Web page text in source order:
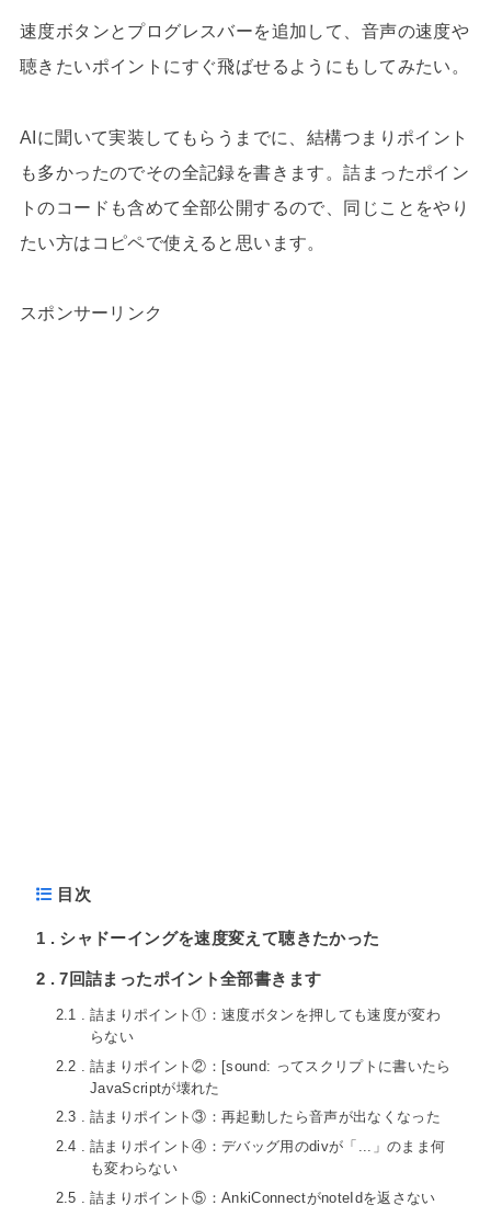
速度ボタンとプログレスバーを追加して、音声の速度や
聴きたいポイントにすぐ飛ばせるようにもしてみたい。
AIに聞いて実装してもらうまでに、結構つまりポイント
も多かったのでその全記録を書きます。詰まったポイン
トのコードも含めて全部公開するので、同じことをやり
たい方はコピペで使えると思います。
スポンサーリンク
目次
1 シャドーイングを速度変えて聴きたかった
2 7回詰まったポイント全部書きます
2.1
詰まりポイント①：速度ボタンを押しても速度が変わ
らない
2.2
詰まりポイント②：[sound: ってスクリプトに書いたら
JavaScriptが壊れた
2.3
詰まりポイント③：再起動したら音声が出なくなった
2.4
詰まりポイント④：デバッグ用のdivが「...」のまま何
も変わらない
2.5
詰まりポイント⑤：AnkiConnectがnoteIdを返さない